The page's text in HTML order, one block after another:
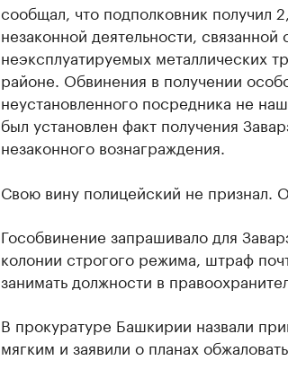
сообщал, что подполковник получил
незаконной деятельности,
неэксплуатируемых металлических
районе. Обвинения в получении
неустановленного посредника не
был установлен факт получения
незаконного вознаграждения.
Свою вину полицейский не признал.
Гособвинение запрашивало для
колонии строгого режима, штраф
занимать должности в
В прокуратуре Башкирии назвали
мягким и заявили о планах